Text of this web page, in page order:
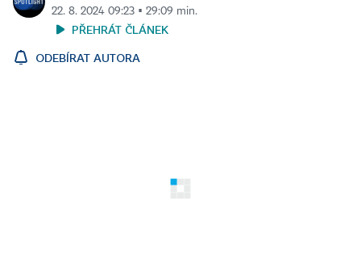
22. 8. 2024 09:23 ▪ 29:09 min.
PŘEHRÁT ČLÁNEK
ODEBÍRAT AUTORA